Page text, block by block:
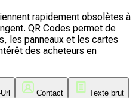
rapidement obsolètes à
QR Codes permet de
les panneaux et les cartes
des acheteurs en
Contact Texte brut